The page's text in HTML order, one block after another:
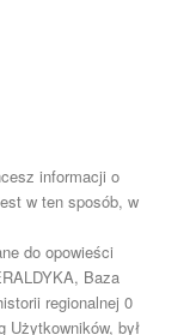
informacji o
w ten sposób, w
do opowieści
Baza
regionalnej 0
Użytkowników, był